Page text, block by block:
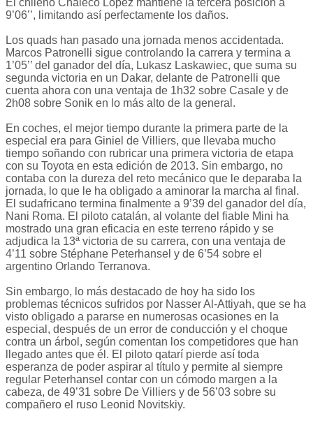
El chileno Chaleco López mantiene la tercera posición a
9’06’’, limitando así perfectamente los daños.
Los quads han pasado una jornada menos accidentada.
Marcos Patronelli sigue controlando la carrera y termina a
1’05’’ del ganador del día, Lukasz Laskawiec, que suma su
segunda victoria en un Dakar, delante de Patronelli que
cuenta ahora con una ventaja de 1h32 sobre Casale y de
2h08 sobre Sonik en lo más alto de la general.
En coches, el mejor tiempo durante la primera parte de la
especial era para Giniel de Villiers, que llevaba mucho
tiempo soñando con rubricar una primera victoria de etapa
con su Toyota en esta edición de 2013. Sin embargo, no
contaba con la dureza del reto mecánico que le deparaba la
jornada, lo que le ha obligado a aminorar la marcha al final.
El sudafricano termina finalmente a 9’39 del ganador del día,
Nani Roma. El piloto catalán, al volante del fiable Mini ha
mostrado una gran eficacia en este terreno rápido y se
adjudica la 13ª victoria de su carrera, con una ventaja de
4’11 sobre Stéphane Peterhansel y de 6’54 sobre el
argentino Orlando Terranova.
Sin embargo, lo más destacado de hoy ha sido los
problemas técnicos sufridos por Nasser Al-Attiyah, que se ha
visto obligado a pararse en numerosas ocasiones en la
especial, después de un error de conducción y el choque
contra un árbol, según comentan los competidores que han
llegado antes que él. El piloto qatarí pierde así toda
esperanza de poder aspirar al título y permite al siempre
regular Peterhansel contar con un cómodo margen a la
cabeza, de 49’31 sobre De Villiers y de 56’03 sobre su
compañero el ruso Leonid Novitskiy.